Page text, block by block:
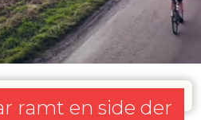
ramt en side der